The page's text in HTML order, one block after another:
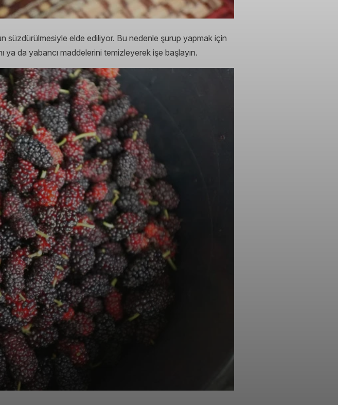
süzdürülmesiyle elde ediliyor. Bu nedenle şurup yapmak için
ya da yabancı maddelerini temizleyerek işe başlayın.